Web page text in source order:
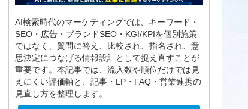
AI検索時代のマーケティングでは、キーワード・
SEO・広告・ブランドSEO・KGI/KPIを個別施策
ではなく、質問に答え、比較され、指名され、意
思決定につなげる情報設計として捉え直すことが
重要です。本記事では、流入数や順位だけでは見
えにくい評価軸と、記事・LP・FAQ・営業連携の
見直し方を整理します。